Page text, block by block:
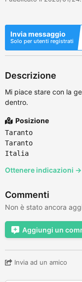
Invia messaggio
Solo per utenti registrati
Descrizione
Mi piace stare con la
dentro.
Posizione
Taranto
Taranto
Italia
Ottenere indicazioni →
Commenti
Non è stato ancora
Aggiungi un
Invia ad un amico